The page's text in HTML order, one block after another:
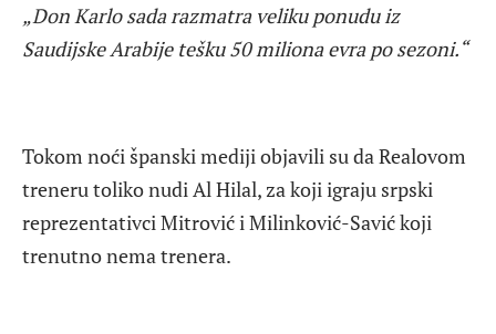
„Don Karlo sada razmatra veliku ponudu iz
Saudijske Arabije tešku 50 miliona evra po sezoni.“
Tokom noći španski mediji objavili su da Realovom
treneru toliko nudi Al Hilal, za koji igraju srpski
reprezentativci Mitrović i Milinković-Savić koji
trenutno nema trenera.